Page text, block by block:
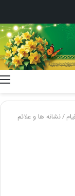
/نشانه ها و علائم